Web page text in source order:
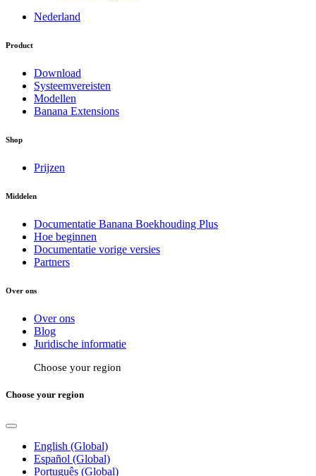
Nederland
Product
Download
Systeemvereisten
Modellen
Banana Extensions
Shop
Prijzen
Middelen
Documentatie Banana Boekhouding Plus
Hoe beginnen
Documentatie vorige versies
Partners
Over ons
Over ons
Blog
Juridische informatie
Choose your region
Choose your region
English (Global)
Español (Global)
Português (Global)